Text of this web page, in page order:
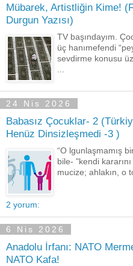
Mübarek, Artistliğin Kime!
Durgun Yazısı)
TV başındayım.
üç hanımefendi
sevdirme konusu
...
24 Nis 2026
Babasız Çocuklar- 2
Henüz Dinsizleşmedi -3 )
“O lgunlaşmamış
bile- "kendi
mucize; ahlakın, o
2 yorum:
6 Nis 2026
Anadolu İrfanı: NATO
NATO Kafa!